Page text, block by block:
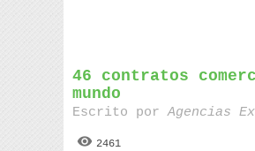
46 contratos
mundo
Escrito porAgencias
2461